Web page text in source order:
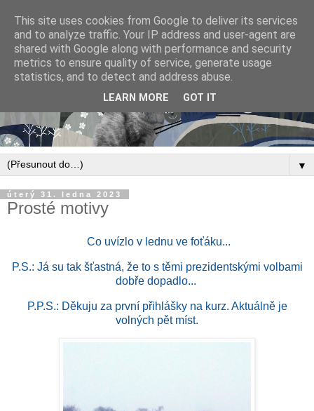
▼
úterý 31. ledna 2023
Prosté motivy
Co uvízlo v lednu ve foťáku...
P.S.: Já su tak šťastná, že to s těmi prezidentskými volbami
dobře dopadlo...
P.P.S.: Děkuju za první přihlášky na kurz. Aktuálně je
volných pět míst.
This site uses cookies from Google to deliver its services
and to analyze traffic. Your IP address and user-agent are
shared with Google along with performance and security
metrics to ensure quality of service, generate usage
statistics, and to detect and address abuse.
LEARN MORE GOT IT